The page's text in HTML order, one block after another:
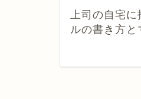
上司の自宅に
ルの書き方と